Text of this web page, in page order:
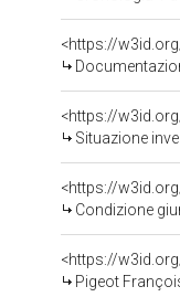
<https://
Situazione
<https://
Condizione
<https://
Pigeot